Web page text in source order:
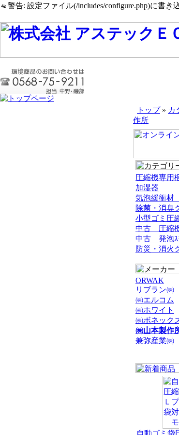
警告: 設定ファイル(/includes/configure.php)に書き
トップ» カ
作所
圧縮機専用
加湿器
気泡緩衝
除菌・消臭
小型ゴミ圧
中古 圧縮
中古 発泡ｽ
防災・消火
ORWAK
リブラン㈱
㈱エルコム
㈱ホワイト
㈱ボネック
㈱山本製作
兼弥産業㈱
自動ゴミ袋